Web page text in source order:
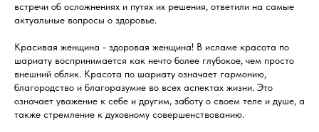
встречи об осложнениях и путях их решения, ответили на самые
актуальные вопросы о здоровье.
Красивая женщина - здоровая женщина! В исламе красота по
шариату воспринимается как нечто более глубокое, чем просто
внешний облик. Красота по шариату означает гармонию,
благородство и благоразумие во всех аспектах жизни. Это
означает уважение к себе и другим, заботу о своем теле и душе, а
также стремление к духовному совершенствованию.